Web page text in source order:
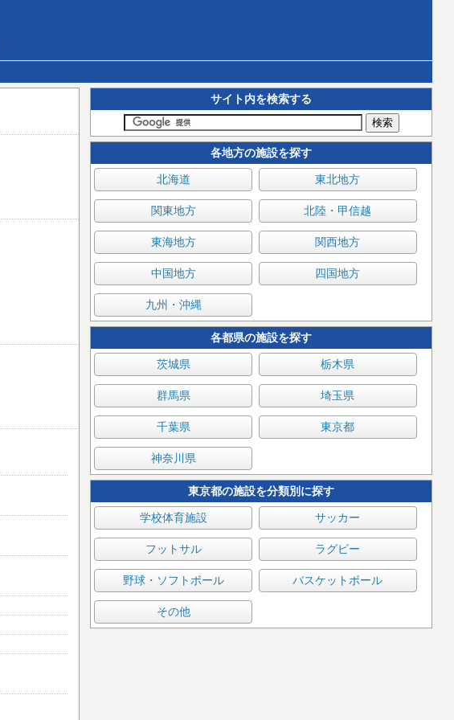
サイト内を検索する
各地方の施設を探す
北海道 東北地方
関東地方 北陸・甲信越
東海地方 関西地方
中国地方 四国地方
九州・沖縄
各都県の施設を探す
茨城県 栃木県
群馬県 埼玉県
千葉県 東京都
神奈川県
東京都の施設を分類別に探す
学校体育施設 サッカー
フットサル ラグビー
野球・ソフトボール バスケットボール
その他